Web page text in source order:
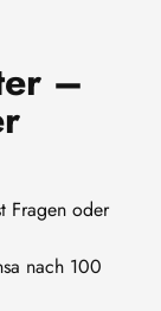
–
Fragen oder
nach 100